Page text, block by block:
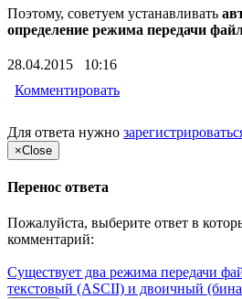
Поэтому, советуем устанавливать
определение режима передачи
28.04.2015 10:16
Комментировать
Для ответа нужно
×Close
Перенос ответа
Пожалуйста, выберите ответ в
комментарий:
Существует два режима передачи
текстовый (ASCII) и двоичный